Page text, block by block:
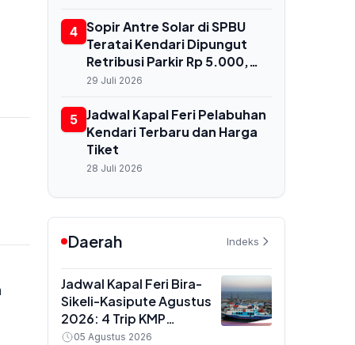
Kekurangan Dokter
4 Sopir Antre Solar di SPBU
Teratai Kendari Dipungut
Retribusi Parkir Rp 5.000,
Dishub Terbitkan
29 Juli 2026
5 Jadwal Kapal Feri Pelabuhan
Kendari Terbaru dan Harga
Tiket
28 Juli 2026
Daerah Indeks
Jadwal Kapal Feri Bira-
Sikeli-Kasipute Agustus
2026: 4 Trip KMP
Bontoharu dan Rincian
05 Agustus 2026